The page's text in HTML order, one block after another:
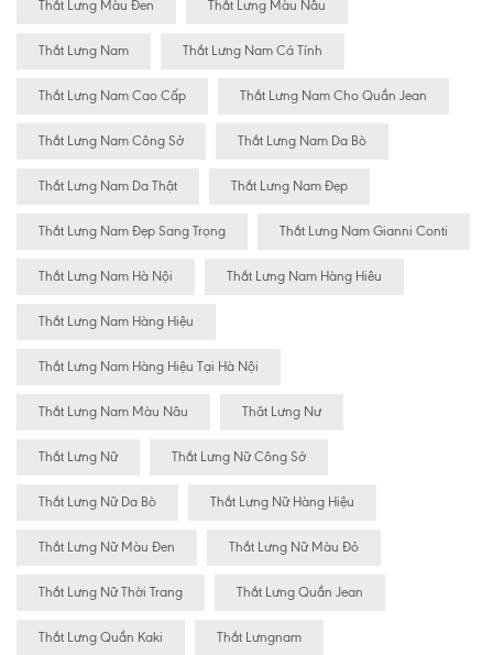
Thắt Lưng Màu Đen Thắt Lưng Màu Nâu
Thắt Lưng Nam Thắt Lưng Nam Cá Tính
Thắt Lưng Nam Cao Cấp Thắt Lưng Nam Cho Quần Jean
Thắt Lưng Nam Công Sở Thắt Lưng Nam Da Bò
Thắt Lưng Nam Da Thật Thắt Lưng Nam Đẹp
Thắt Lưng Nam Đẹp Sang Trọng Thắt Lưng Nam Gianni Conti
Thắt Lưng Nam Hà Nội Thắt Lưng Nam Hàng Hiêu
Thắt Lưng Nam Hàng Hiệu
Thắt Lưng Nam Hàng Hiệu Tại Hà Nội
Thắt Lưng Nam Màu Nâu Thăt Lưng Nư
Thắt Lưng Nữ Thắt Lưng Nữ Công Sở
Thắt Lưng Nữ Da Bò Thắt Lưng Nữ Hàng Hiệu
Thắt Lưng Nữ Màu Đen Thắt Lưng Nữ Màu Đỏ
Thắt Lưng Nữ Thời Trang Thắt Lưng Quần Jean
Thắt Lưng Quần Kaki Thắt Lưngnam